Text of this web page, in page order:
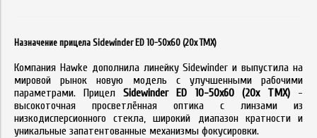
Назначение прицела Sidewinder ED 10-50x60 (20x TMX)
Компания Hawke дополнила линейку Sidewinder и выпустила на
мировой рынок новую модель с улучшенными рабочими
параметрами. ПрицелSidewinder ED 10-50x60 (20x TMX)-
высокоточная просветлённая оптика с линзами из
низкодисперсионного стекла, широкий диапазон кратности и
уникальные запатентованные механизмы фокусировки.